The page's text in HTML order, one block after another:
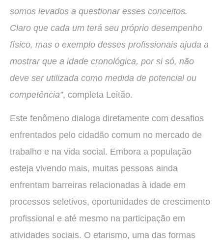
somos levados a questionar esses conceitos.
Claro que cada um terá seu próprio desempenho
físico, mas o exemplo desses profissionais ajuda a
mostrar que a idade cronológica, por si só, não
deve ser utilizada como medida de potencial ou
competência”, completa Leitão.
Este fenômeno dialoga diretamente com desafios
enfrentados pelo cidadão comum no mercado de
trabalho e na vida social. Embora a população
esteja vivendo mais, muitas pessoas ainda
enfrentam barreiras relacionadas à idade em
processos seletivos, oportunidades de crescimento
profissional e até mesmo na participação em
atividades sociais. O etarismo, uma das formas